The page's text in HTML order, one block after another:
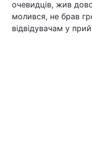
очевидців, жив
молився, не брав
відвідувачам у